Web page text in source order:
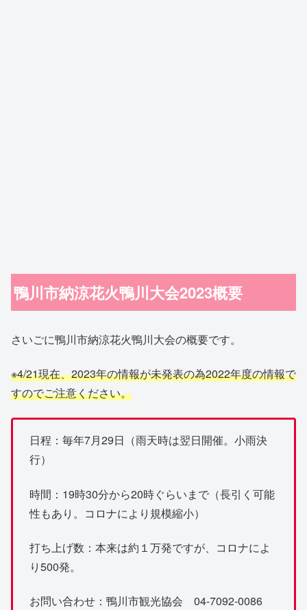
鴨川市納涼花火鴨川大会2023概要
さいごに鴨川市納涼花火鴨川大会の概要です。
※4/21現在、2023年の情報が未発表の為2022年度の情報で
すのでご注意ください。
日程：毎年7月29日（雨天時は翌日開催。小雨決
行）
時間：19時30分から20時ぐらいまで（長引く可能
性もあり。コロナにより規模縮小）
打ち上げ数：本来は約１万発ですが、コロナによ
り500発。
お問い合わせ：鴨川市観光協会 04-7092-0086